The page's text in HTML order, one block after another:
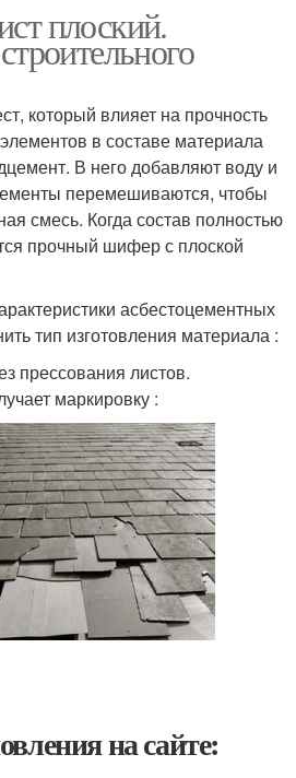
плоский.
который влияет на прочность
в составе материала
В него добавляют воду и
перемешиваются, чтобы
смесь. Когда состав полностью
прочный шифер с плоской
асбестоцементных
тип изготовления материала :
прессования листов.
маркировку :
на сайте: